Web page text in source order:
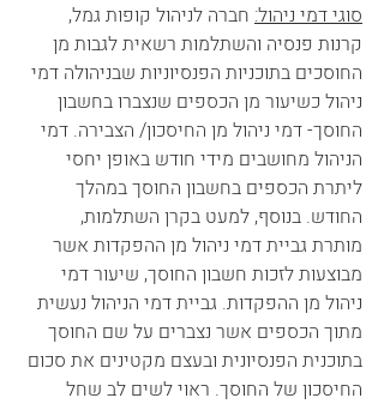
סוגי דמי ניהול: חברה לניהול קופות גמל,
קרנות פנסיה והשתלמות רשאית לגבות מן
החוסכים בתוכניות הפנסיוניות שבניהולה דמי
ניהול כשיעור מן הכספים שנצברו בחשבון
החוסך- דמי ניהול מן החיסכון/ הצבירה. דמי
הניהול מחושבים מידי חודש באופן יחסי
ליתרת הכספים בחשבון החוסך במהלך
החודש. בנוסף, למעט בקרן השתלמות,
מותרת גביית דמי ניהול מן ההפקדות אשר
מבוצעות לזכות חשבון החוסך, שיעור דמי
ניהול מן ההפקדות. גביית דמי הניהול נעשית
מתוך הכספים אשר נצברים על שם החוסך
בתוכנית הפנסיונית ובעצם מקטינים את סכום
החיסכון של החוסך. ראוי לשים לב שחל